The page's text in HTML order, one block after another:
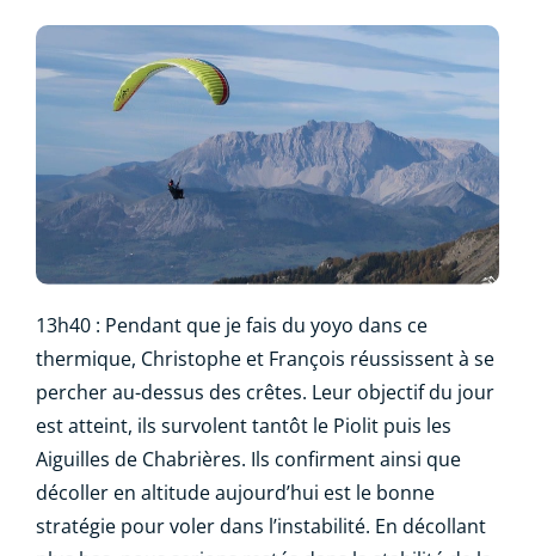
13h40 : Pendant que je fais du yoyo dans ce
thermique, Christophe et François réussissent à se
percher au-dessus des crêtes. Leur objectif du jour
est atteint, ils survolent tantôt le Piolit puis les
Aiguilles de Chabrières. Ils confirment ainsi que
décoller en altitude aujourd’hui est le bonne
stratégie pour voler dans l’instabilité. En décollant